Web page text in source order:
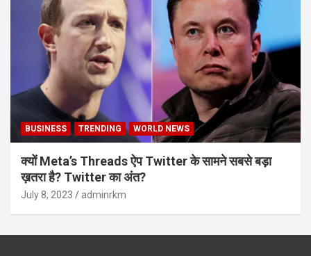
BUSINESS TRENDING WORLD NEWS
क्यों Meta’s Threads ऐप Twitter के सामने सबसे बड़ा
ख़तरा है? Twitter का अंत?
July 8, 2023 adminrkm